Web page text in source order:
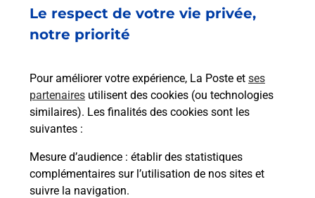
Le respect de votre vie privée,
notre priorité
Pour améliorer votre expérience, La Poste et ses
partenaires utilisent des cookies (ou technologies
similaires). Les finalités des cookies sont les
suivantes :
Mesure d’audience : établir des statistiques
complémentaires sur l’utilisation de nos sites et
suivre la navigation.
La Poste
en ligne